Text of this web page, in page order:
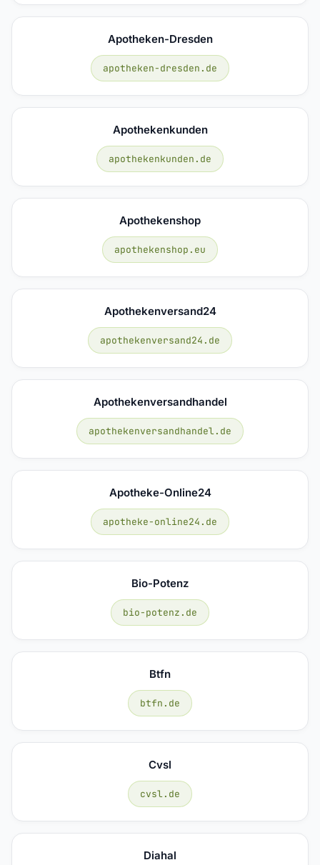
Apotheken-Dresden
apotheken-dresden.de
Apothekenkunden
apothekenkunden.de
Apothekenshop
apothekenshop.eu
Apothekenversand24
apothekenversand24.de
Apothekenversandhandel
apothekenversandhandel.de
Apotheke-Online24
apotheke-online24.de
Bio-Potenz
bio-potenz.de
Btfn
btfn.de
Cvsl
cvsl.de
Diahal